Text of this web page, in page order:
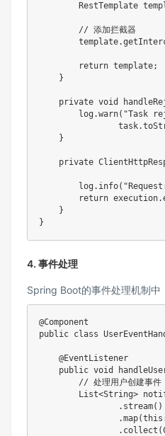
RestTemplate
// 添加拦截器
        template
.
return template;
}
private void
        log
.warn( "Task
                task
.
}
private
        log
. info(
return execution.
}
}
4. 事件处理
Spring Boot的事件处理机制中
@Component
public class
@EventListener
public void
// 处理用户创建事件
List<String>
. stream( )
.map(this
. collect (